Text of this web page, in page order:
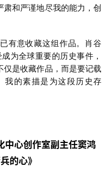
和严谨地尽我的能力，创
有意收藏这组作品。肖谷
为全球重要的历史事件，
仅是收藏作品，而是要记载
我的素描是为这段历史存
中心创作室副主任窦鸿
的心》